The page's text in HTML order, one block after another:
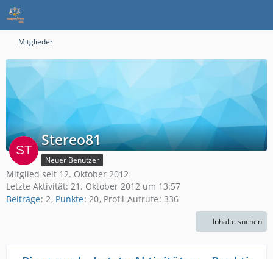
Mitglieder
Stereo81
Neuer Benutzer
Mitglied seit 12. Oktober 2012
Letzte Aktivität: 21. Oktober 2012 um 13:57
Beiträge 2 Punkte 20 Profil-Aufrufe 336
Inhalte suchen